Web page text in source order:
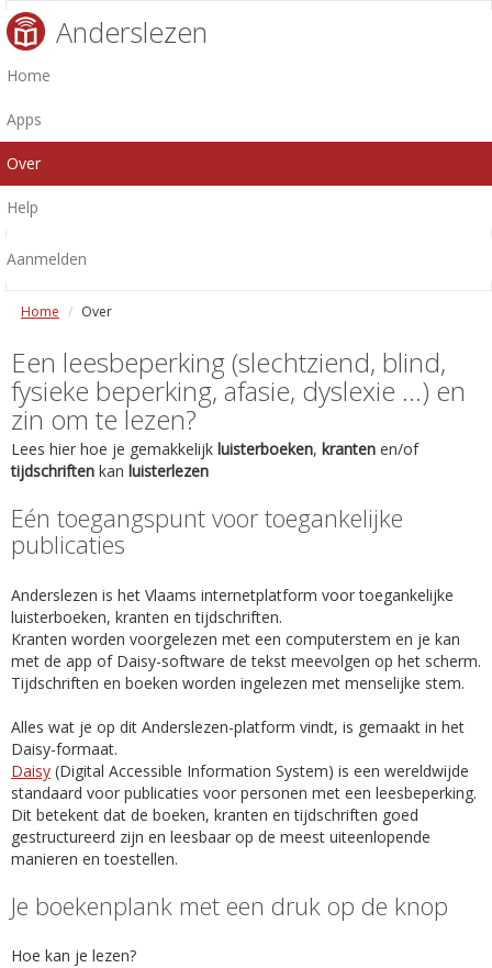
Anderslezen
Home
Apps
Over
Help
Aanmelden
Home Over
Een leesbeperking (slechtziend, blind,
fysieke beperking, afasie, dyslexie ...) en
zin om te lezen?
Lees hier hoe je gemakkelijk luisterboeken, kranten en/of
tijdschriften kan luisterlezen
Eén toegangspunt voor toegankelijke
publicaties
Anderslezen is het Vlaams internetplatform voor toegankelijke
luisterboeken, kranten en tijdschriften.
Kranten worden voorgelezen met een computerstem en je kan
met de app of Daisy-software de tekst meevolgen op het scherm.
Tijdschriften en boeken worden ingelezen met menselijke stem.
Alles wat je op dit Anderslezen-platform vindt, is gemaakt in het
Daisy-formaat.
Daisy (Digital Accessible Information System) is een wereldwijde
standaard voor publicaties voor personen met een leesbeperking.
Dit betekent dat de boeken, kranten en tijdschriften goed
gestructureerd zijn en leesbaar op de meest uiteenlopende
manieren en toestellen.
Je boekenplank met een druk op de knop
Hoe kan je lezen?